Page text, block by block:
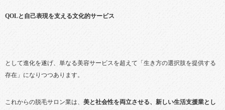
QOLと自己表現を支える文化的サービス
として進化を遂げ、単なる美容サービスを超えて「生き方の選択肢を提供する
存在」になりつつあります。
これからの脱毛サロン業は、 美と社会性を両立させる、新しい生活支援業とし